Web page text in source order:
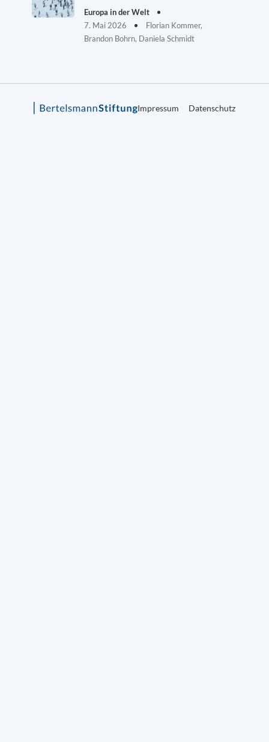
Europa in der Welt
7. Mai 2026
Florian Kommer,
Brandon Bohrn, Daniela Schmidt
Impressum Datenschutz